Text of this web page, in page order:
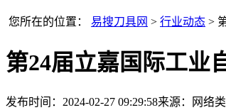
您所在的位置： 易搜刀具网 > 行业动态 >
第24届立嘉国际工业
发布时间：2024-02-27 09:29:58来源：网络